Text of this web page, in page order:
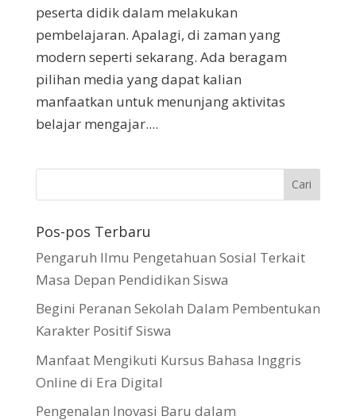
peserta didik dalam melakukan
pembelajaran. Apalagi, di zaman yang
modern seperti sekarang. Ada beragam
pilihan media yang dapat kalian
manfaatkan untuk menunjang aktivitas
belajar mengajar....
Pos-pos Terbaru
Pengaruh Ilmu Pengetahuan Sosial Terkait
Masa Depan Pendidikan Siswa
Begini Peranan Sekolah Dalam Pembentukan
Karakter Positif Siswa
Manfaat Mengikuti Kursus Bahasa Inggris
Online di Era Digital
Pengenalan Inovasi Baru dalam